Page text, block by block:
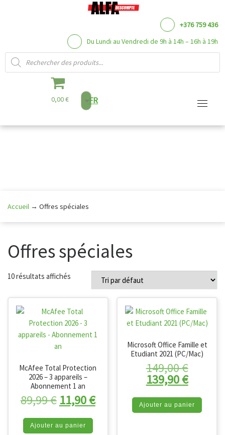
contenu
+376 759 436
Du Lundi au Vendredi de 9h à 14h – 16h à 19h
Recherche de produits
0,00 € FR
Accueil → Offres spéciales
Offres spéciales
10 résultats affichés
McAfee Total Protection
2026 – 3 appareils –
Abonnement 1 an
89,99€ Le prix initial était : 89,99 €.
11,90€Le prix actuel est : 11,90
Ajouter au panier
Microsoft Office Famille et
Etudiant 2021 (PC/Mac)
149,00€Le
139,90€Le prix
Ajouter au panier